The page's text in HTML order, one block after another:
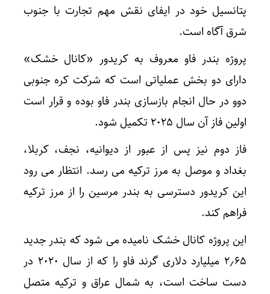
پتانسیل خود در ایفای نقش مهم تجارت با جنوب
شرق آگاه است.
پروژه بندر فاو معروف به کریدور «کانال خشک»
دارای دو بخش عملیاتی است که شرکت کره جنوبی
دوو در حال انجام بازسازی بندر فاو بوده و قرار است
اولین فاز آن سال ۲۰۲۵ تکمیل شود.
فاز دوم نیز پس از عبور از دیوانیه، نجف، کربلا،
بغداد و موصل به مرز ترکیه می رسد. انتظار می رود
این کریدور دسترسی به بندر مرسین را از مرز ترکیه
فراهم کند.
این پروژه کانال خشک نامیده می شود که بندر جدید
۲٫۶۵ میلیارد دلاری گرند فاو را که از سال ۲۰۲۰ در
دست ساخت است، به شمال عراق و ترکیه متصل